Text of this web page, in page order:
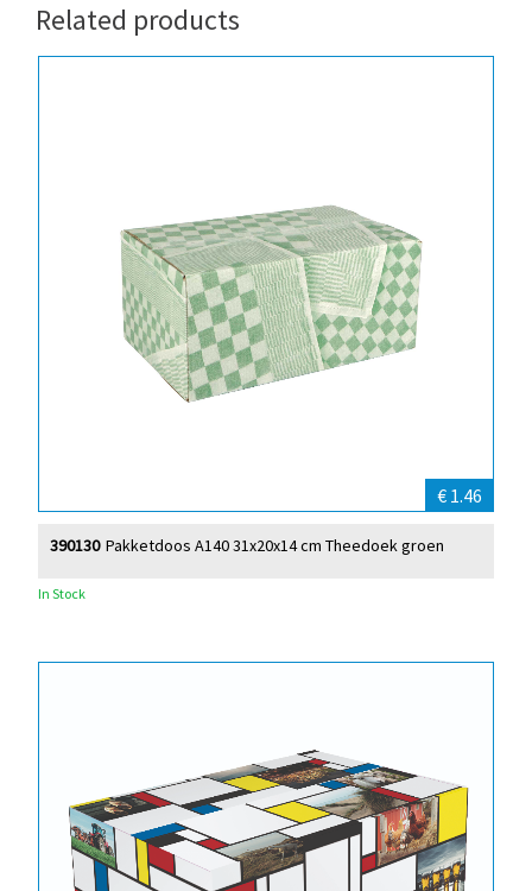
Related products
€ 1.46
Pakketdoos A140 31x20x14 cm Theedoek groen
390130
In Stock